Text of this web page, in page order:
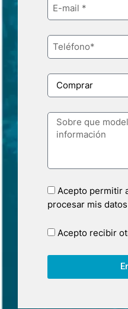
Acepto permitir
procesar mis
Acepto recibir